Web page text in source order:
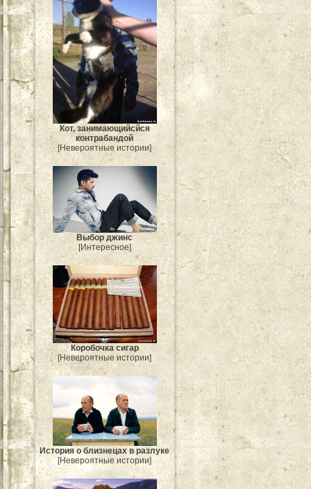
Кот, занимающийсйся
контрабандой
[Невероятные истории]
Выбор джинс
[Интересное]
Коробочка сигар
[Невероятные истории]
История о близнецах в разлуке
[Невероятные истории]